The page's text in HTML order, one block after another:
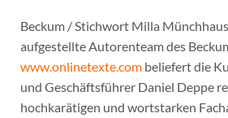
Beckum / Stichwort Milla
aufgestellte Autorenteam des
www.onlinetexte.combeliefert die
und Geschäftsführer Daniel Deppe
hochkarätigen und wortstarken